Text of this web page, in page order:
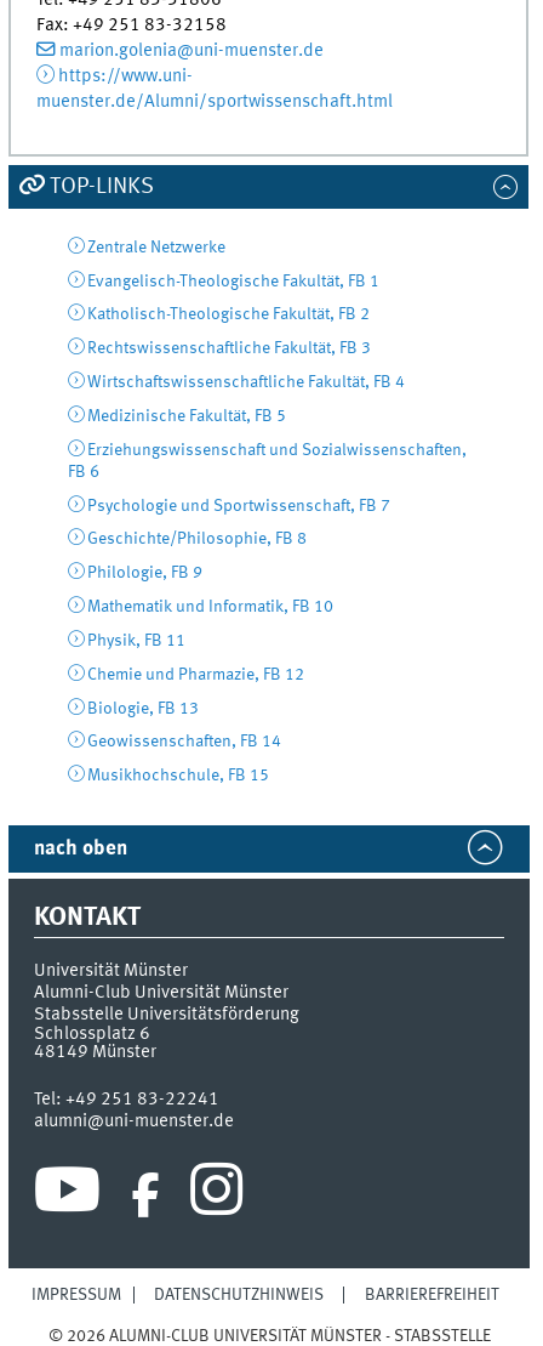
Fax: +49 251 83-32158
marion.golenia@uni-muenster.de
https://www.uni-
muenster.de/Alumni/sportwissenschaft.html
TOP-LINKS
Zentrale Netzwerke
Evangelisch-Theologische Fakultät, FB 1
Katholisch-Theologische Fakultät, FB 2
Rechtswissenschaftliche Fakultät, FB 3
Wirtschaftswissenschaftliche Fakultät, FB 4
Medizinische Fakultät, FB 5
Erziehungswissenschaft und Sozialwissenschaften,
FB 6
Psychologie und Sportwissenschaft, FB 7
Geschichte/Philosophie, FB 8
Philologie, FB 9
Mathematik und Informatik, FB 10
Physik, FB 11
Chemie und Pharmazie, FB 12
Biologie, FB 13
Geowissenschaften, FB 14
Musikhochschule, FB 15
nach oben
KONTAKT
Universität Münster
Alumni-Club Universität Münster
Stabsstelle Universitätsförderung
Schlossplatz 6
48149 Münster
Tel:+49 251 83-22241
alumni@uni-muenster.de
IMPRESSUM DATENSCHUTZHINWEIS BARRIEREFREIHEIT
© 2026 ALUMNI-CLUB UNIVERSITÄT MÜNSTER - STABSSTELLE